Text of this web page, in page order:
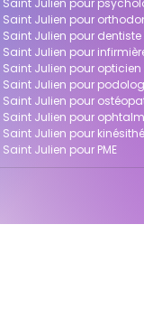
Julien pour
Julien pour
Julien pour
Julien pour
Julien pour opticien
Julien pour
Julien pour
Saint Julien pour
Julien pour
Julien pour PME